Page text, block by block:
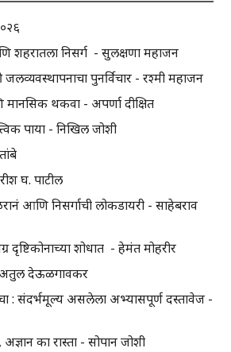
शहरातला निसर्ग - सुलक्षणा महाजन
जलव्यवस्थापनाचा पुनर्विचार - रश्मी महाजन
थकवा - अपर्णा दीक्षित
पाया - निखिल जोशी
घ. पाटील
आणि निसर्गाची लोकडायरी - साहेबराव
दृष्टिकोनाच्या शोधात - हेमंत मोहरीर
अतुल देऊळगावकर
: संदर्भमूल्य असलेला अभ्यासपूर्ण दस्तावेज -
का रास्ता - सोपान जोशी